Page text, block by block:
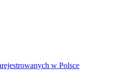
w Polsce